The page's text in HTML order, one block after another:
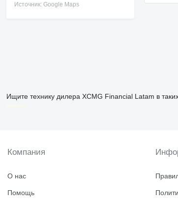
Источник: Google Maps
Ищите технику дилера XCMG Financial Latam в
disallow-in-dsa
Компания
О нас
Помощь